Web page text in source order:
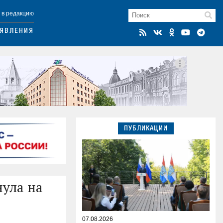
редакцию
на
ПУБЛИКАЦИИ
07.08.2026